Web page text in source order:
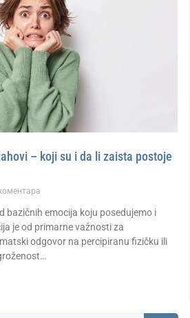
– koji su i da li zaista postoje
bazičnih emocija koju posedujemo i
je od primarne važnosti za
odgovor na percipiranu fizičku ili